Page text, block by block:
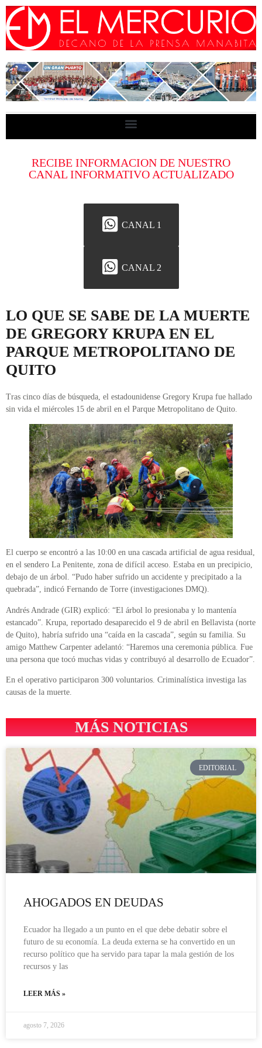
RECIBE INFORMACION DE NUESTRO
CANAL INFORMATIVO ACTUALIZADO
CANAL 1
CANAL 2
LO QUE SE SABE DE LA MUERTE
DE GREGORY KRUPA EN EL
PARQUE METROPOLITANO DE
QUITO
Tras cinco días de búsqueda, el estadounidense Gregory Krupa fue hallado
sin vida el miércoles 15 de abril en el Parque Metropolitano de Quito.
El cuerpo se encontró a las 10:00 en una cascada artificial de agua residual,
en el sendero La Penitente, zona de difícil acceso. Estaba en un precipicio,
debajo de un árbol. “Pudo haber sufrido un accidente y precipitado a la
quebrada”, indicó Fernando de Torre (investigaciones DMQ).
Andrés Andrade (GIR) explicó: “El árbol lo presionaba y lo mantenía
estancado”. Krupa, reportado desaparecido el 9 de abril en Bellavista (norte
de Quito), habría sufrido una “caída en la cascada”, según su familia. Su
amigo Matthew Carpenter adelantó: “Haremos una ceremonia pública. Fue
una persona que tocó muchas vidas y contribuyó al desarrollo de Ecuador”.
En el operativo participaron 300 voluntarios. Criminalística investiga las
causas de la muerte.
MÁS NOTICIAS
EDITORIAL
AHOGADOS EN DEUDAS
Ecuador ha llegado a un punto en el que debe debatir sobre el
futuro de su economía. La deuda externa se ha convertido en un
recurso político que ha servido para tapar la mala gestión de los
recursos y las
LEER MÁS »
agosto 7, 2026